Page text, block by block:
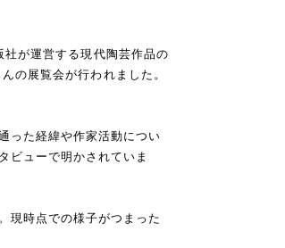
社が運営する現代陶芸作品の
の展覧会が行われました。
った経緯や作家活動につい
ビューで明かされていま
現時点での様子がつまった